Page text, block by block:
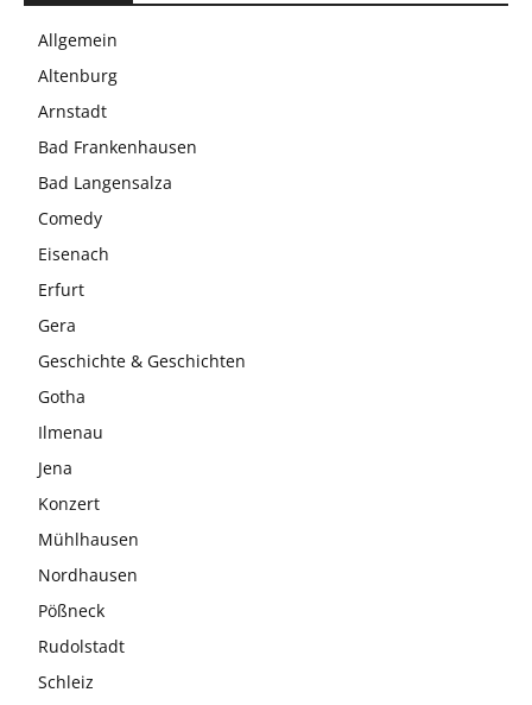
Allgemein
Altenburg
Arnstadt
Bad Frankenhausen
Bad Langensalza
Comedy
Eisenach
Erfurt
Gera
Geschichte & Geschichten
Gotha
Ilmenau
Jena
Konzert
Mühlhausen
Nordhausen
Pößneck
Rudolstadt
Schleiz